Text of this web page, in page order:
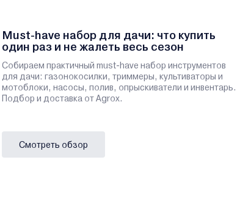
Must-have набор для дачи: что купить
один раз и не жалеть весь сезон
Собираем практичный must-have набор инструментов
для дачи: газонокосилки, триммеры, культиваторы и
мотоблоки, насосы, полив, опрыскиватели и инвентарь.
Подбор и доставка от Agrox.
Смотреть обзор